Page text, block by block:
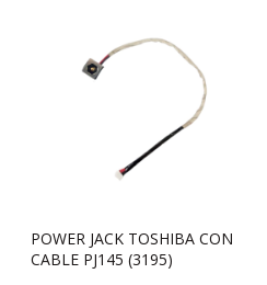
POWER JACK TOSHIBA CON
CABLE PJ145 (3195)